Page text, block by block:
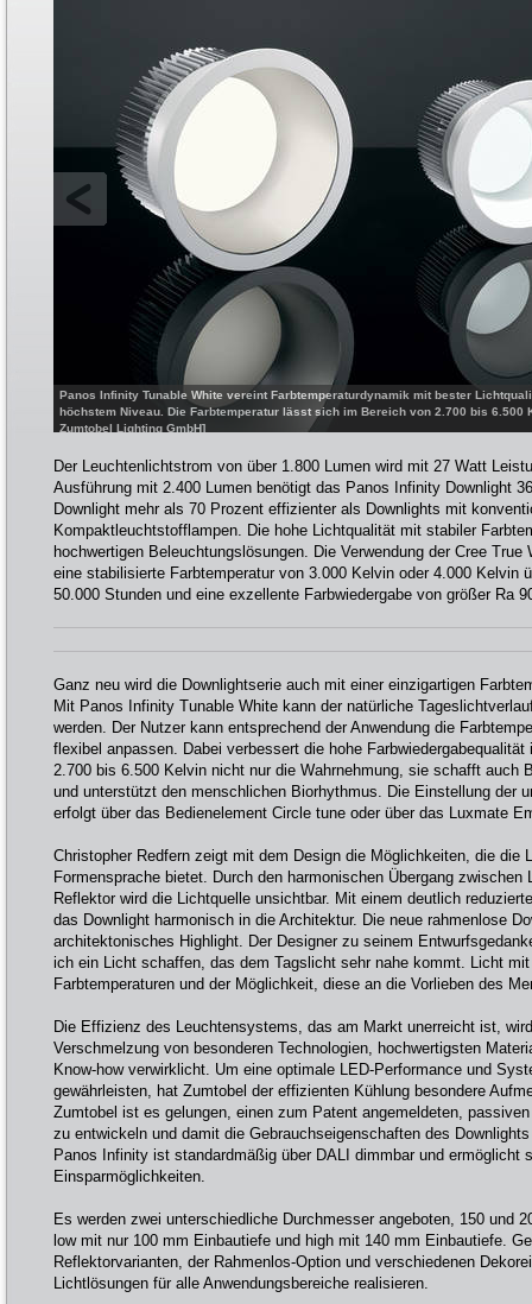
Panos Infinity Tunable White vereint Farbtemperaturdynamik mit bester
höchstem Niveau. Die Farbtemperatur lässt sich im Bereich von 2.700 bis 6.500
Zumtobel Lighting GmbH]
Der Leuchtenlichtstrom von über 1.800 Lumen wird mit 27 Watt
Ausführung mit 2.400 Lumen benötigt das Panos Infinity Downlight
Downlight mehr als 70 Prozent effizienter als Downlights mit
Kompaktleuchtstofflampen. Die hohe Lichtqualität mit stabiler
hochwertigen Beleuchtungslösungen. Die Verwendung der Cree True
eine stabilisierte Farbtemperatur von 3.000 Kelvin oder 4.000 Kelvin
50.000 Stunden und eine exzellente Farbwiedergabe von größer Ra
Ganz neu wird die Downlightserie auch mit einer einzigartigen
Mit Panos Infinity Tunable White kann der natürliche
werden. Der Nutzer kann entsprechend der Anwendung die
flexibel anpassen. Dabei verbessert die hohe Farbwiedergabequalität
2.700 bis 6.500 Kelvin nicht nur die Wahrnehmung, sie schafft auch
und unterstützt den menschlichen Biorhythmus. Die Einstellung der
erfolgt über das Bedienelement Circle tune oder über das Luxmate
Christopher Redfern zeigt mit dem Design die Möglichkeiten, die die
Formensprache bietet. Durch den harmonischen Übergang zwischen
Reflektor wird die Lichtquelle unsichtbar. Mit einem deutlich
das Downlight harmonisch in die Architektur. Die neue rahmenlose
architektonisches Highlight. Der Designer zu seinem
ich ein Licht schaffen, das dem Tagslicht sehr nahe kommt. Licht mit
Farbtemperaturen und der Möglichkeit, diese an die Vorlieben des
Die Effizienz des Leuchtensystems, das am Markt unerreicht ist,
Verschmelzung von besonderen Technologien, hochwertigsten
Know-how verwirklicht. Um eine optimale LED-Performance und
gewährleisten, hat Zumtobel der effizienten Kühlung besondere
Zumtobel ist es gelungen, einen zum Patent angemeldeten,
zu entwickeln und damit die Gebrauchseigenschaften des
Panos Infinity ist standardmäßig über DALI dimmbar und ermöglicht
Einsparmöglichkeiten.
Es werden zwei unterschiedliche Durchmesser angeboten, 150 und
low mit nur 100 mm Einbautiefe und high mit 140 mm Einbautiefe.
Reflektorvarianten, der Rahmenlos-Option und verschiedenen
Lichtlösungen für alle Anwendungsbereiche realisieren.